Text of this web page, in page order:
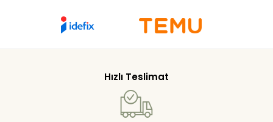
Hızlı Teslimat